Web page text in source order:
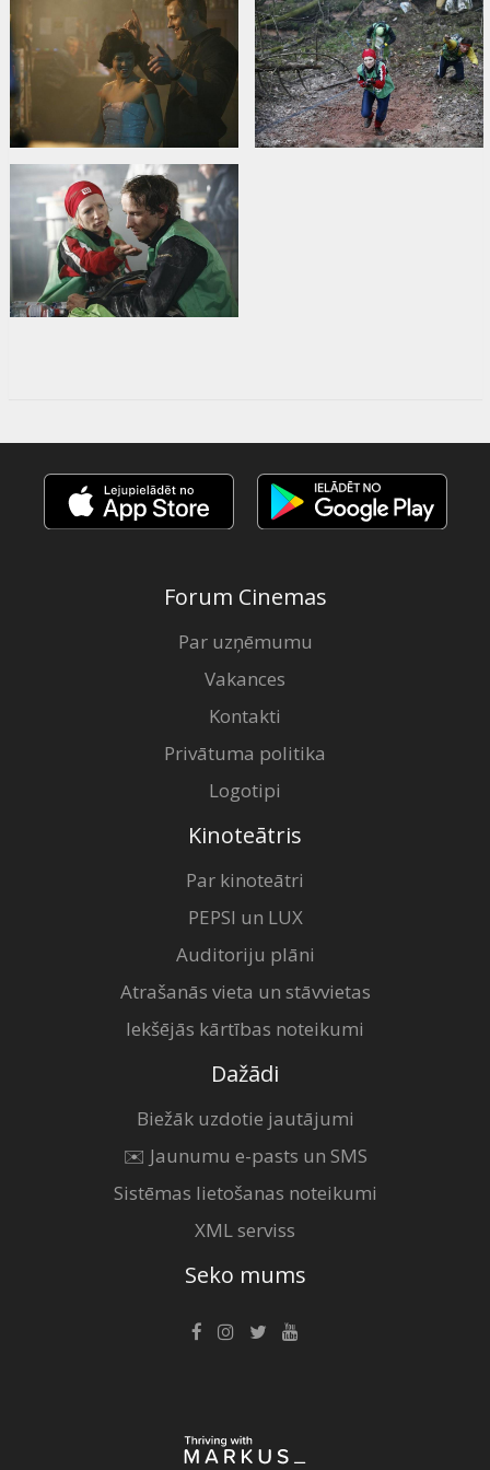
Forum Cinemas
Par uzņēmumu
Vakances
Kontakti
Privātuma politika
Logotipi
Kinoteātris
Par kinoteātri
PEPSI un LUX
Auditoriju plāni
Atrašanās vieta un stāvvietas
Iekšējās kārtības noteikumi
Dažādi
Biežāk uzdotie jautājumi
✉️ Jaunumu e-pasts un SMS
Sistēmas lietošanas noteikumi
XML serviss
Seko mums